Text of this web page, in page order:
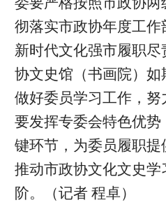
彻落实市政协年度工
新时代文化强市履职
协文史馆（书画院）
做好委员学习工作，努
要发挥专委会特色优
键环节，为委员履职提
推动市政协文化文史学
阶。（记者 程卓）